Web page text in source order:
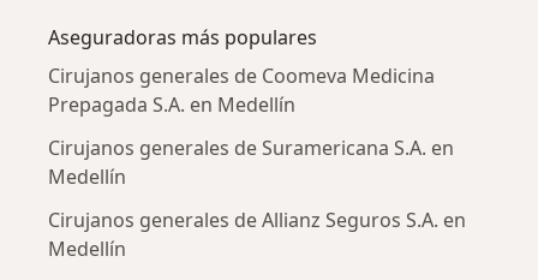
Aseguradoras más populares
Cirujanos generales de Coomeva Medicina
Prepagada S.A. en Medellín
Cirujanos generales de Suramericana S.A. en
Medellín
Cirujanos generales de Allianz Seguros S.A. en
Medellín